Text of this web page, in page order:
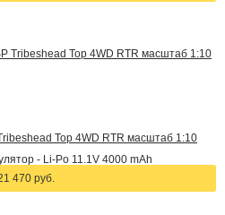
Top 4WD RTR масштаб 1:10
- Li-Po 11.1V 4000 mAh
470 руб.